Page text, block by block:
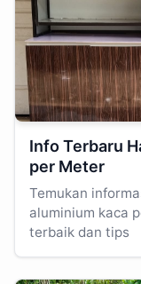
Info Terbaru
per Meter
Temukan
aluminium kaca
terbaik dan tips